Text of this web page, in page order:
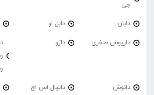
جی
دابان دابل او
داریوش صفری داژو
دانوش دانیال اس اچ